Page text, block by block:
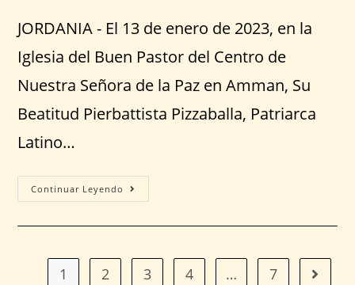
JORDANIA - El 13 de enero de 2023, en la
Iglesia del Buen Pastor del Centro de
Nuestra Señora de la Paz en Amman, Su
Beatitud Pierbattista Pizzaballa, Patriarca
Latino…
Continuar Leyendo
1 2 3 4 … 7